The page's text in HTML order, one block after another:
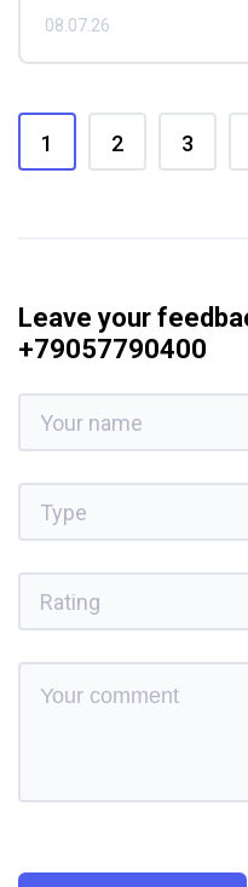
08.07.26
1 2 3
Leave your
+79057790400